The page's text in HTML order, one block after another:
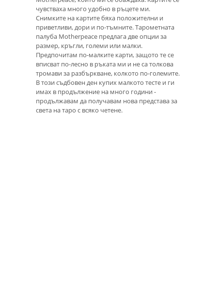
чувстваха много удобно в ръцете ми.
Снимките на картите бяха положителни и
приветливи, дори и по-тъмните. Тарометната
палуба Motherpeace предлага две опции за
размер, кръгли, големи или малки.
Предпочитам по-малките карти, защото те се
вписват по-лесно в ръката ми и не са толкова
тромави за разбъркване, колкото по-големите.
В този съдбовен ден купих малкото тесте и ги
имах в продължение на много години -
продължавам да получавам нова представа за
света на таро с всяко четене.